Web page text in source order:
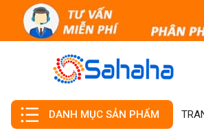
DANH MỤC SẢN PHẨM